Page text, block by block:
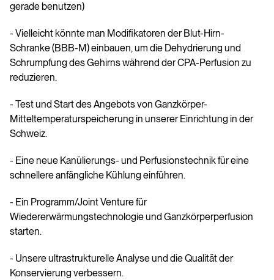
gerade benutzen)
- Vielleicht könnte man Modifikatoren der Blut-Hirn-
Schranke (BBB-M) einbauen, um die Dehydrierung und
Schrumpfung des Gehirns während der CPA-Perfusion zu
reduzieren.
- Test und Start des Angebots von Ganzkörper-
Mitteltemperaturspeicherung in unserer Einrichtung in der
Schweiz.
- Eine neue Kanülierungs- und Perfusionstechnik für eine
schnellere anfängliche Kühlung einführen.
- Ein Programm/Joint Venture für
Wiedererwärmungstechnologie und Ganzkörperperfusion
starten.
- Unsere ultrastrukturelle Analyse und die Qualität der
Konservierung verbessern.